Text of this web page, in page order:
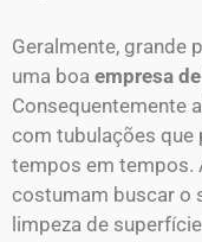
Geralmente, grande
uma boa empresa
Consequentemente
com tubulações que
tempos em tempos.
costumam buscar o
limpeza de